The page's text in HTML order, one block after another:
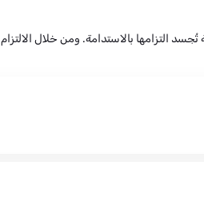
التزامها بالاستدامة. ومن خلال الالتزام